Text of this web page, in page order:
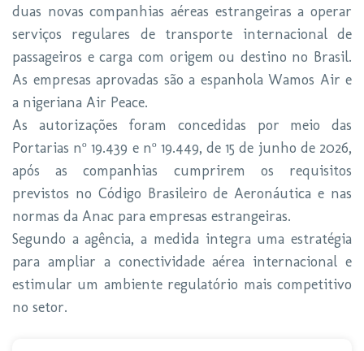
duas novas companhias aéreas estrangeiras a operar
serviços regulares de transporte internacional de
passageiros e carga com origem ou destino no Brasil.
As empresas aprovadas são a espanhola Wamos Air e
a nigeriana Air Peace.
As autorizações foram concedidas por meio das
Portarias nº 19.439 e nº 19.449, de 15 de junho de 2026,
após as companhias cumprirem os requisitos
previstos no Código Brasileiro de Aeronáutica e nas
normas da Anac para empresas estrangeiras.
Segundo a agência, a medida integra uma estratégia
para ampliar a conectividade aérea internacional e
estimular um ambiente regulatório mais competitivo
no setor.